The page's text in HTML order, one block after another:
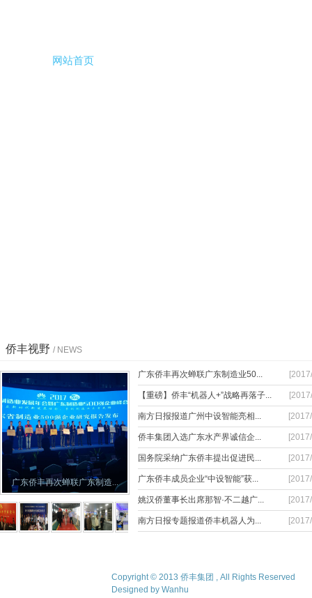
网站首页
侨丰视野 / NEWS
广东侨丰再次蝉联广东制造...
广东侨丰再次蝉联广东制造业50...
【重磅】侨丰“机器人+”战略再落子...
南方日报报道广州中设智能亮相...
侨丰集团入选广东水产界诚信企...
国务院采纳广东侨丰提出促进民...
广东侨丰成员企业“中设智能”获...
姚汉侨董事长出席那智·不二越广...
南方日报专题报道侨丰机器人为...
Copyright © 2013 侨丰集团 , All Rights Reserved
Designed by Wanhu